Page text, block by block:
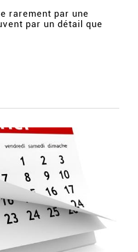
rarement par une
par un détail que